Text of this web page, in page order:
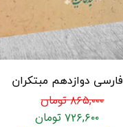
فارسی دوازدهم مبتکران
۸۶۵,۰۰۰ تومان
۷۲۶,۶۰۰ تومان